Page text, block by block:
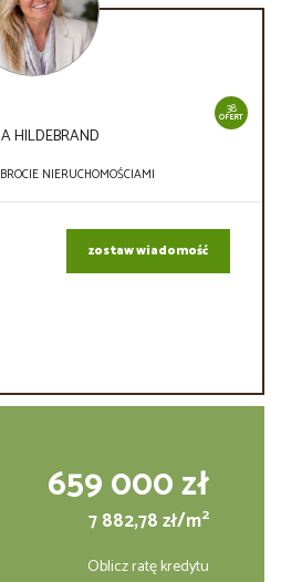
38
OFERT
HILDEBRAND
NIERUCHOMOŚCIAMI
zostaw wiadomość
659 000 zł
7 882,78 zł/m2
Oblicz ratę kredytu